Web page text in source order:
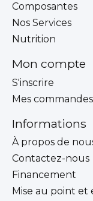
Composantes
Nos Services
Nutrition
Mon compte
S'inscrire
Mes commandes
Informations
À propos de
Contactez-nous
Financement
Mise au point